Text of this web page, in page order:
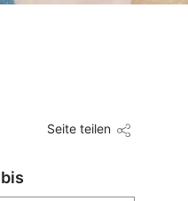
Seite teilen
bis